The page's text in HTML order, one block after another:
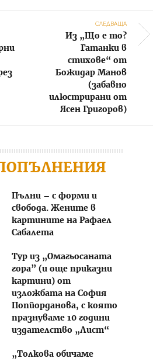
СЛЕДВАЩА
Из „Що е то?
Гатанки в
стихове“ от
Божидар Манов
(забавно
илюстрирани от
Ясен Григоров)
Пълни – с форми и
свобода. Жените в
картините на Рафаел
Сабалета
Тур из „Омагьосаната
гора” (и още приказни
картини) от
изложбата на София
Попйорданова, с която
празнуваме 10 години
издателство „Лист“
„Толкова обичаме